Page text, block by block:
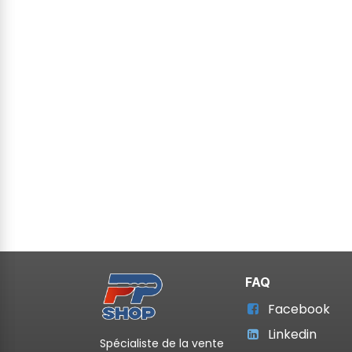
Spécialiste de la vente
FAQ
Facebook
Linkedin